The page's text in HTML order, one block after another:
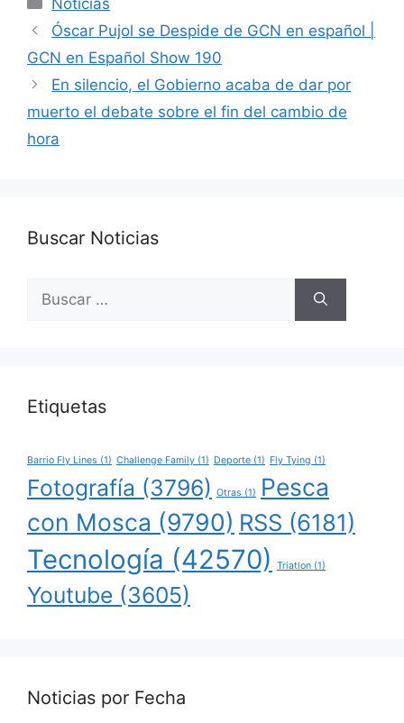
Óscar Pujol se Despide de GCN en español |
GCN en Español Show 190
En silencio, el Gobierno acaba de dar por
muerto el debate sobre el fin del cambio de
hora
Buscar Noticias
Etiquetas
Barrio Fly Lines (1) Challenge Family (1) Deporte (1) Fly Tying (1)
Fotografía (3796) Otras (1)
Pesca
con Mosca (9790) RSS (6181)
Tecnología (42570) Triatlon (1)
Youtube (3605)
Noticias por Fecha